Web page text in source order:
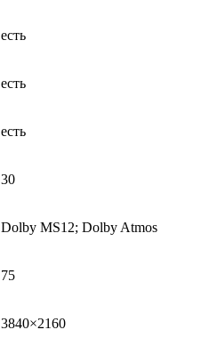
есть
есть
есть
30
Dolby MS12; Dolby Atmos
75
3840×2160